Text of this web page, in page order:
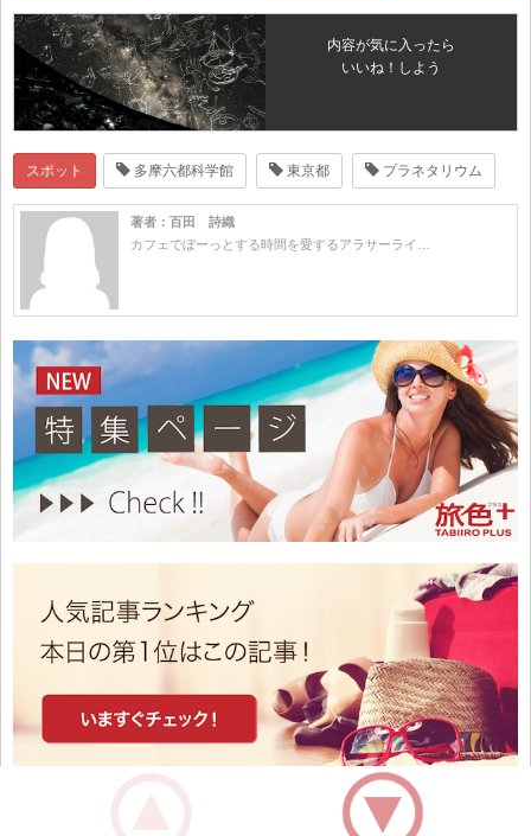
内容が気に入ったら
いいね！しよう
スポット 多摩六都科学館 東京都 プラネタリウム
著者：百田 詩織
カフェでぼーっとする時間を愛するアラサーライ…